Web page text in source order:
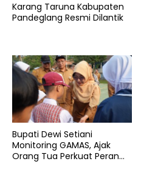
Karang Taruna Kabupaten
Pandeglang Resmi Dilantik
Bupati Dewi Setiani
Monitoring GAMAS, Ajak
Orang Tua Perkuat Peran